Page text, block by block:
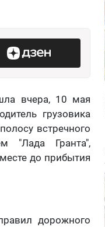
вчера, 10 мая
грузовика
встречного
"Лада Гранта",
до прибытия
дорожного